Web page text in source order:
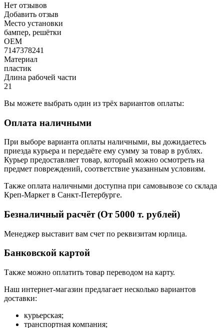
Нет отзывов
Добавить отзыв
Место установки
бампер, решётки
OEM
7147378241
Материал
пластик
Длина рабочей части
21
Вы можете выбрать один из трёх вариантов оплаты:
Оплата наличными
При выборе варианта оплаты наличными, вы дожидаетесь
приезда курьера и передаёте ему сумму за товар в рублях.
Курьер предоставляет товар, который можно осмотреть на
предмет повреждений, соответствие указанным условиям.
Также оплата наличными доступна при самовывозе со склада
Креп-Маркет в Санкт-Петербурге.
Безналичный расчёт (От 5000 т. рублей)
Менеджер выставит вам счет по реквизитам юрлица.
Банковской картой
Также можно оплатить товар переводом на карту.
Наш интернет-магазин предлагает несколько вариантов
доставки:
курьерская;
транспортная компания;